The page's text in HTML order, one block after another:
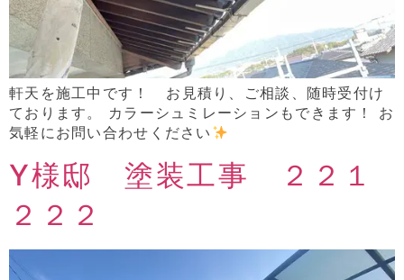
軒天を施工中です！ お見積り、ご相談、随時受付け
ております。 カラーシュミレーションもできます！ お
気軽にお問い合わせください
Y様邸 塗装工事 ２２１
２２２